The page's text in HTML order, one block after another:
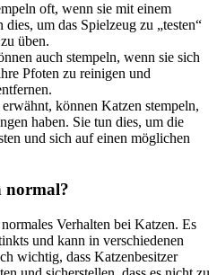
oft, wenn sie mit einem
um das Spielzeug zu „testen“
üben.
auch stempeln, wenn sie sich
Pfoten zu reinigen und
können Katzen stempeln,
haben. Sie tun dies, um die
und sich auf einen möglichen
normal?
Verhalten bei Katzen. Es
und kann in verschiedenen
wichtig, dass Katzenbesitzer